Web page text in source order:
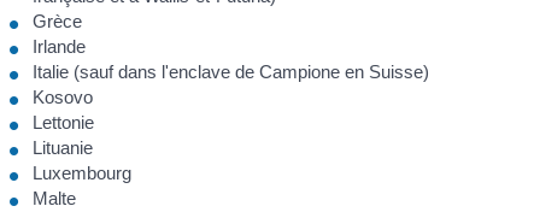
Grèce
Irlande
Italie (sauf dans l'enclave de Campione en Suisse)
Kosovo
Lettonie
Lituanie
Luxembourg
Malte